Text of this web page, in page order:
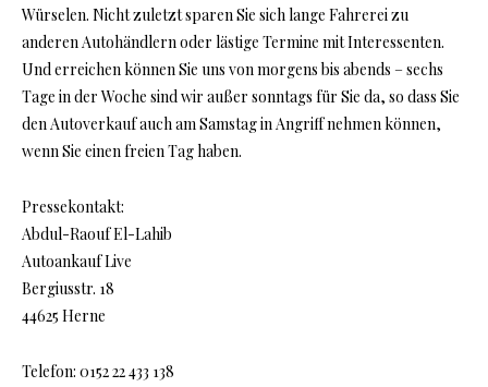
Würselen. Nicht zuletzt sparen Sie sich lange Fahrerei zu
anderen Autohändlern oder lästige Termine mit Interessenten.
Und erreichen können Sie uns von morgens bis abends – sechs
Tage in der Woche sind wir außer sonntags für Sie da, so dass Sie
den Autoverkauf auch am Samstag in Angriff nehmen können,
wenn Sie einen freien Tag haben.
Pressekontakt:
Abdul-Raouf El-Lahib
Autoankauf Live
Bergiusstr. 18
44625 Herne
Telefon: 0152 22 433 138